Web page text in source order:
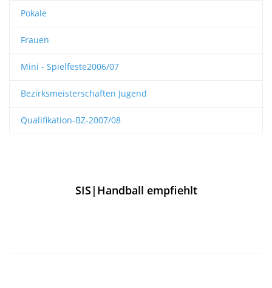
Pokale
Frauen
Mini - Spielfeste2006/07
Bezirksmeisterschaften Jugend
Qualifikation-BZ-2007/08
SIS|Handball empfiehlt